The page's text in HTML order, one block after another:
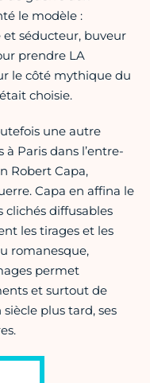
le modèle :
séducteur, buveur
prendre LA
le côté mythique du
choisie.
une autre
à Paris dans l’entre-
Robert Capa,
Capa en affina le
clichés diffusables
les tirages et les
romanesque,
permet
et surtout de
plus tard, ses